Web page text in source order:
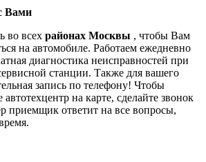
Вами
во всех районах Москвы , чтобы Вам
на автомобиле. Работаем ежедневно
диагностика неисправностей при
станции. Также для вашего
запись по телефону! Чтобы
автотехцентр на карте, сделайте звонок
приемщик ответит на все вопросы,